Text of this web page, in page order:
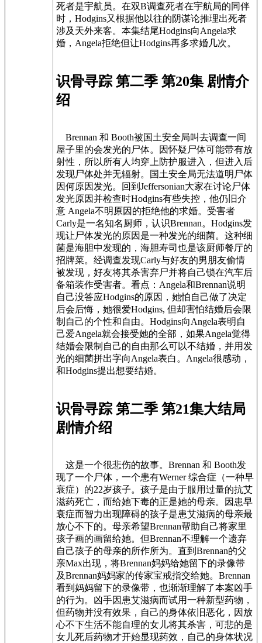
死者是宇航员。在双B调查死者在宇航局的同伴
时，Hodgins又根据他以往的阴谋论推理出死者
涉及天外来客。本集结尾Hodgins向Angela求
婚，Angela拒绝但让Hodgins再多求婚几次。
识骨寻踪 第二季 第20集 剧情介
绍
Brennan 和 Booth被国土安全局叫去调查一间
屋子里的会发光的尸体。因怀疑尸体可能带有放
射性，所以所有人均穿上防护服进入，但进入后
发现尸体处并无辐射。国土安全局无法道明尸体
因何原因发光。回到Jeffersonian大家在讨论尸体
发光原因并检查时Hodgins有些失控，他仍旧介
意 Angela不明原因的拒绝他的求婚。受害者
Carly是一名知名厨师，认识Brennan。Hodgins发
现让尸体发光的原因是一种发光的细菌。这种细
菌是海胆中发现的，海胆寿司也是该厨师餐厅的
招牌菜。经调查发现Carly与好友的男朋友偷情
被发现，好友将其杀害弃尸并将自己锁在汽车后
备箱装作受害者。看点：Angela和Brennan说明
自己没答应Hodgins的原因，她怕自己做了决定
后会后悔，她很爱Hodgins, 但却害怕结婚后会限
制自己的个性和自由。Hodgins向Angela表明自
己爱Angela就会接受她的全部，如果Angela觉得
结婚会限制自己的自由那么可以不结婚，并用发
光的细菌拼出字向Angela表白。Angela很感动，
和Hodgins提出想要结婚。
识骨寻踪 第二季 第21集大结局
剧情介绍
这是一个很悲伤的故事。Brennan 和 Booth发
现了一个尸体，一个患有Werner 综合症（一种早
衰症）的22岁孩子。孩子是由于服用过量的抗艾
滋药死亡，而给她下毒的正是她的母亲。因患早
衰症而智力出现障碍的孩子是患艾滋病的母亲最
放心不下的。母亲希望Brennan帮助自己将家里
孩子画的画留给她。但Brennan不理解一个遗弃
自己孩子的母亲的所作所为。直到Brennan的父
亲Max出现，将Brennan妈妈给她留下的录像带
及Brennan妈妈家的传家宝戒指交给她。Brennan
看到妈妈留下的录像带，也渐渐理解了本案凶手
的行为。凶手因患艾滋病而试用一种新型药物，
但药物并没有效果，自己的身体依旧恶化，因放
心不下生活不能自理的女儿将其杀害，可悲的是
女儿死后药物才开始显现药效，自己的身体状况